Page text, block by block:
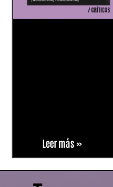
Leer más »